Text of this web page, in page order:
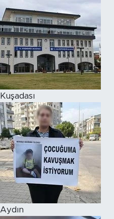
Kuşadası
Aydın